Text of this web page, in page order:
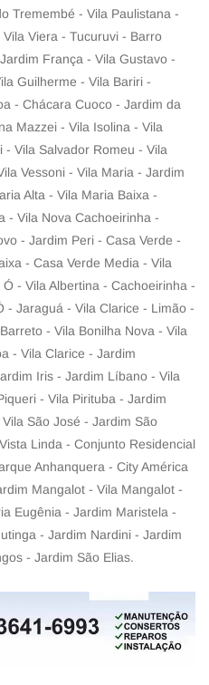
Tremembé - Vila Paulistana -
Viera - Tucuruvi - Barro
França - Vila Gustavo -
Guilherme - Vila Bariri -
- Chácara Cuoco - Jardim da
Mazzei - Vila Isolina - Vila
- Vila Salvador Romeu - Vila
Vessoni - Vila Maria - Jardim
Alta - Vila Maria Baixa -
- Vila Nova Cachoeirinha -
- Jardim Peri - Casa Verde -
- Casa Verde Media - Vila
- Vila Albertina - Cachoeirinha -
- Jaraguá - Vila Clarice - Limão -
- Vila Bonilha Nova - Vila
- Vila Clarice - Jardim
Iris - Jardim Líbano - Vila
- Vila Pirituba - Jardim
São José - Jardim São
Linda - Conjunto Residencial
Anhanquera - City América
Mangalot - Vila Mangalot -
Eugênia - Jardim Maristela -
- Jardim Nardini - Jardim
- Jardim São Elias.